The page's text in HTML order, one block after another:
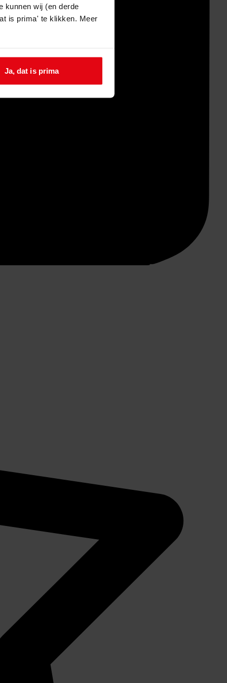
kunnen wij (en derde
is prima' te klikken. Meer
Ja, dat is prima